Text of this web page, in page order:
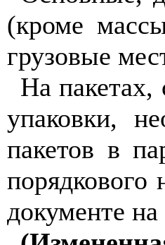
(кроме
грузовые
На пакетах,
упаковки,
пакетов в
порядкового
документе